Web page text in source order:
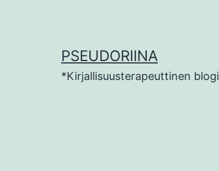
PSEUDORIINA
*Kirjallisuusterapeuttinen blogi